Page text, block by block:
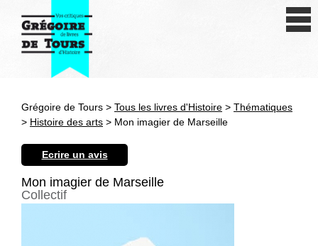
Antiquité
Epoque moderne
XXe siècle
Grégoire de Tours > Tous les livres d'Histoire > Thématiques
> Histoire des arts > Mon imagier de Marseille
Ecrire un avis
Mon imagier de Marseille
Collectif